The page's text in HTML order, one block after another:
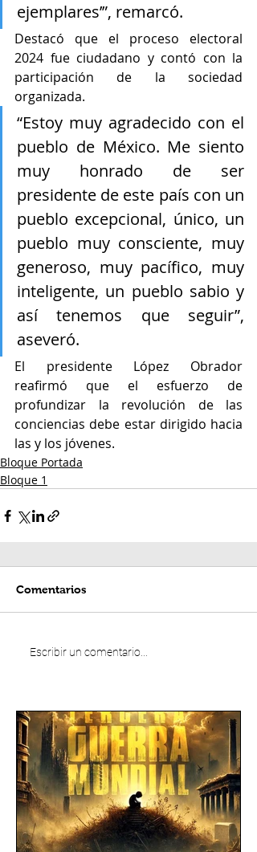
ejemplares’”, remarcó.
Destacó que el proceso electoral
2024 fue ciudadano y contó con la
participación de la sociedad
organizada.
“Estoy muy agradecido con el
pueblo de México. Me siento
muy honrado de ser
presidente de este país con un
pueblo excepcional, único, un
pueblo muy consciente, muy
generoso, muy pacífico, muy
inteligente, un pueblo sabio y
así tenemos que seguir”,
aseveró.
El presidente López Obrador
reafirmó que el esfuerzo de
profundizar la revolución de las
conciencias debe estar dirigido hacia
las y los jóvenes.
Bloque Portada
Bloque 1
Comentarios
Escribir un comentario...